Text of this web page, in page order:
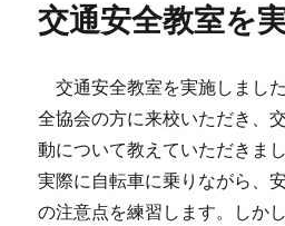
交通安全教室を
交通安全教室を実施しまし
全協会の方に来校いただき、
動について教えていただきま
実際に自転車に乗りながら、
の注意点を練習します。しか